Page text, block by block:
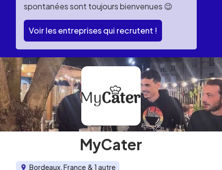
spontanées sont toujours bienvenues 😉
Voir les entreprises qui recrutent !
MyCater
Bordeaux, France & 1 autre